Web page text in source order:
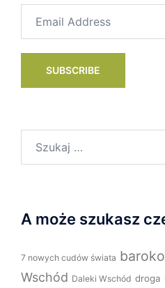
Address
SUBSCRIBE
A może szukasz
7 nowych cudów świata
Wschód Daleki Wschód droga